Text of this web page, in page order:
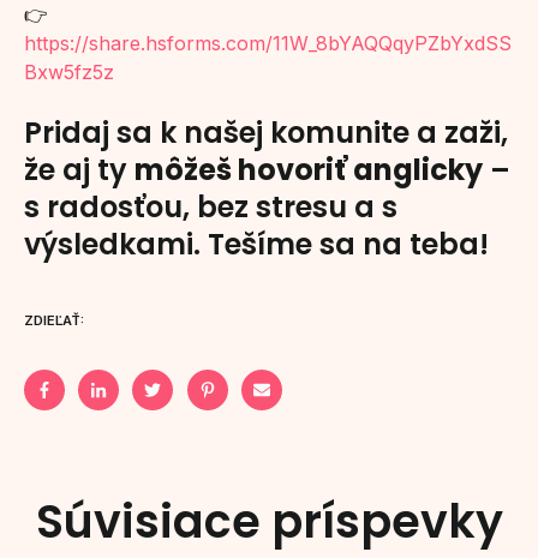
👉
https://share.hsforms.com/11W_8bYAQQqyPZbYxdSS
Bxw5fz5z
Pridaj sa k našej komunite a zaži,
že aj ty môžeš hovoriť anglicky –
s radosťou, bez stresu a s
výsledkami. Tešíme sa na teba!
ZDIEĽAŤ:
Súvisiace príspevky